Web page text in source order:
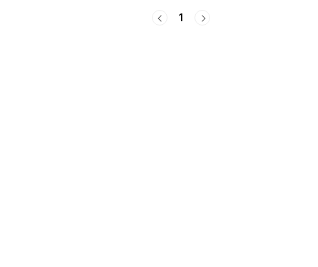
지 메뉴 (가격만 15만 7천원) ㅠㅠ 한참을 신나게 먹다가
1